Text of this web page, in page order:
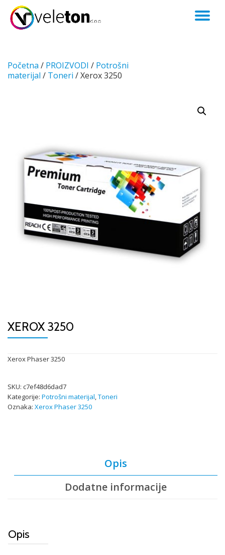
Skip
Početna / PROIZVODI / Potrošni
materijal / Toneri / Xerox 3250
XEROX 3250
Xerox Phaser 3250
SKU: c7ef48d6dad7
Kategorije: Potrošni materijal,Toneri
Oznaka: Xerox Phaser 3250
Opis
Dodatne informacije
Opis